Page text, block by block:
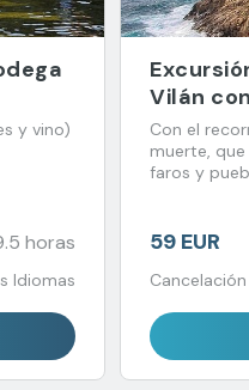
y vino)
horas
Idiomas
Vilán
Con el
muerte,
faros y
59 EUR